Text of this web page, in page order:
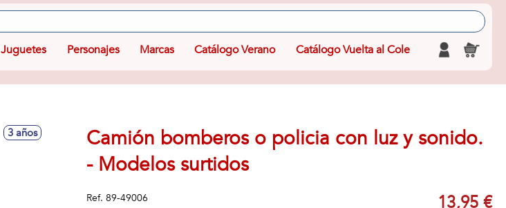
Juguetes Personajes Marcas Catálogo Verano Catálogo Vuelta al Cole
3 años
Camión bomberos o policia con luz y sonido.
- Modelos surtidos
Ref. 89-49006 13,95 €